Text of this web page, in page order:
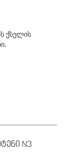
ქსელის
N3